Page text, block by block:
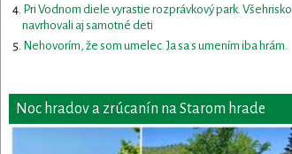
Pri Vodnom diele vyrastie rozprávkový park. Všehrisko
navrhovali aj samotné deti
Nehovorím, že som umelec. Ja sa s umením iba hrám.
Noc hradov a zrúcanín na Starom hrade